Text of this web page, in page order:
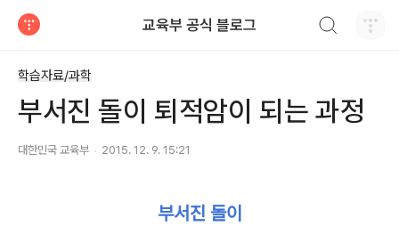
교육부 공식 블로그
학습자료/과학
부서진 돌이 퇴적암이 되는 과정
대한민국 교육부 2015. 12. 9. 15:21
부서진 돌이